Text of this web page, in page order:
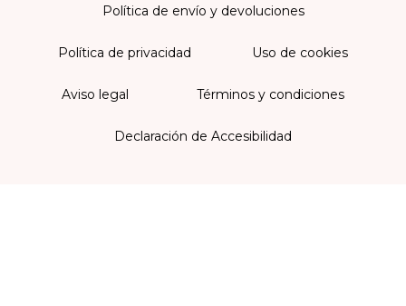
Política de envío y devoluciones
Política de privacidad Uso de cookies
Aviso legal Términos y condiciones
Declaración de Accesibilidad